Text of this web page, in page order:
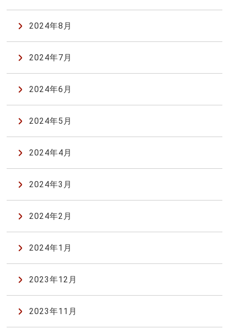
2024年8月
2024年7月
2024年6月
2024年5月
2024年4月
2024年3月
2024年2月
2024年1月
2023年12月
2023年11月